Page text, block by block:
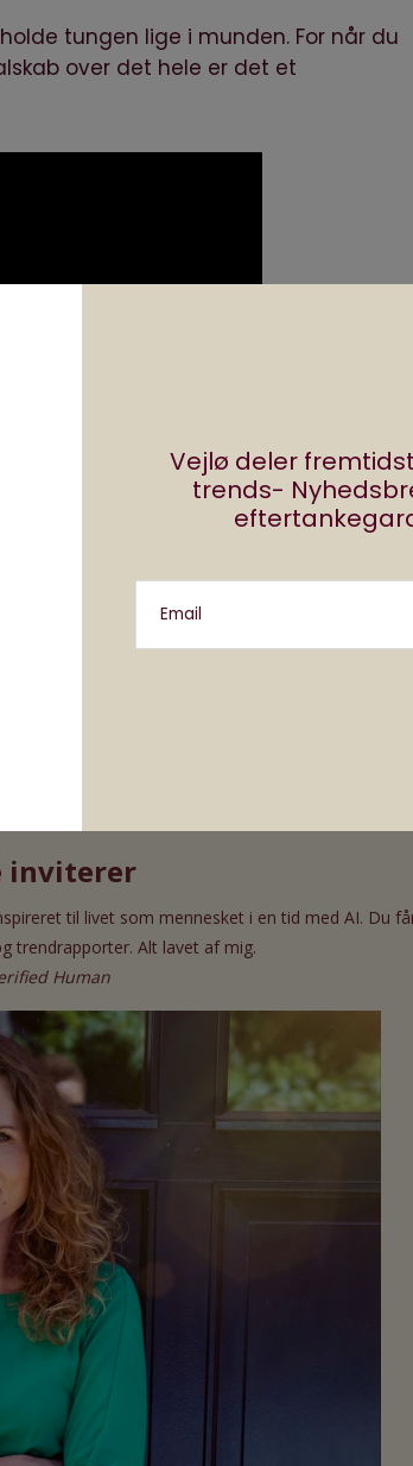
Vejlø deler
trends-
Email
tungen lige i munden. For når du
over det hele er det et
to minutter at gennemføre. Spillet
bussen eller har brug for en lille
så er her et fantastisk bud.